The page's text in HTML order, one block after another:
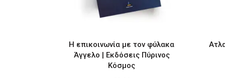
Η επικοινωνία με τον φύλακα
Άγγελο | Εκδόσεις Πύρινος
Κόσμος